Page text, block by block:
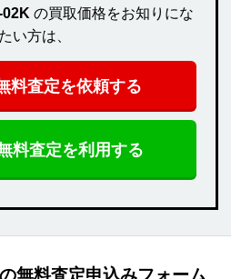
の買取価格をお知りにな
い方は、
料査定を依頼する
料査定を利用する
無料査定申込みフォーム